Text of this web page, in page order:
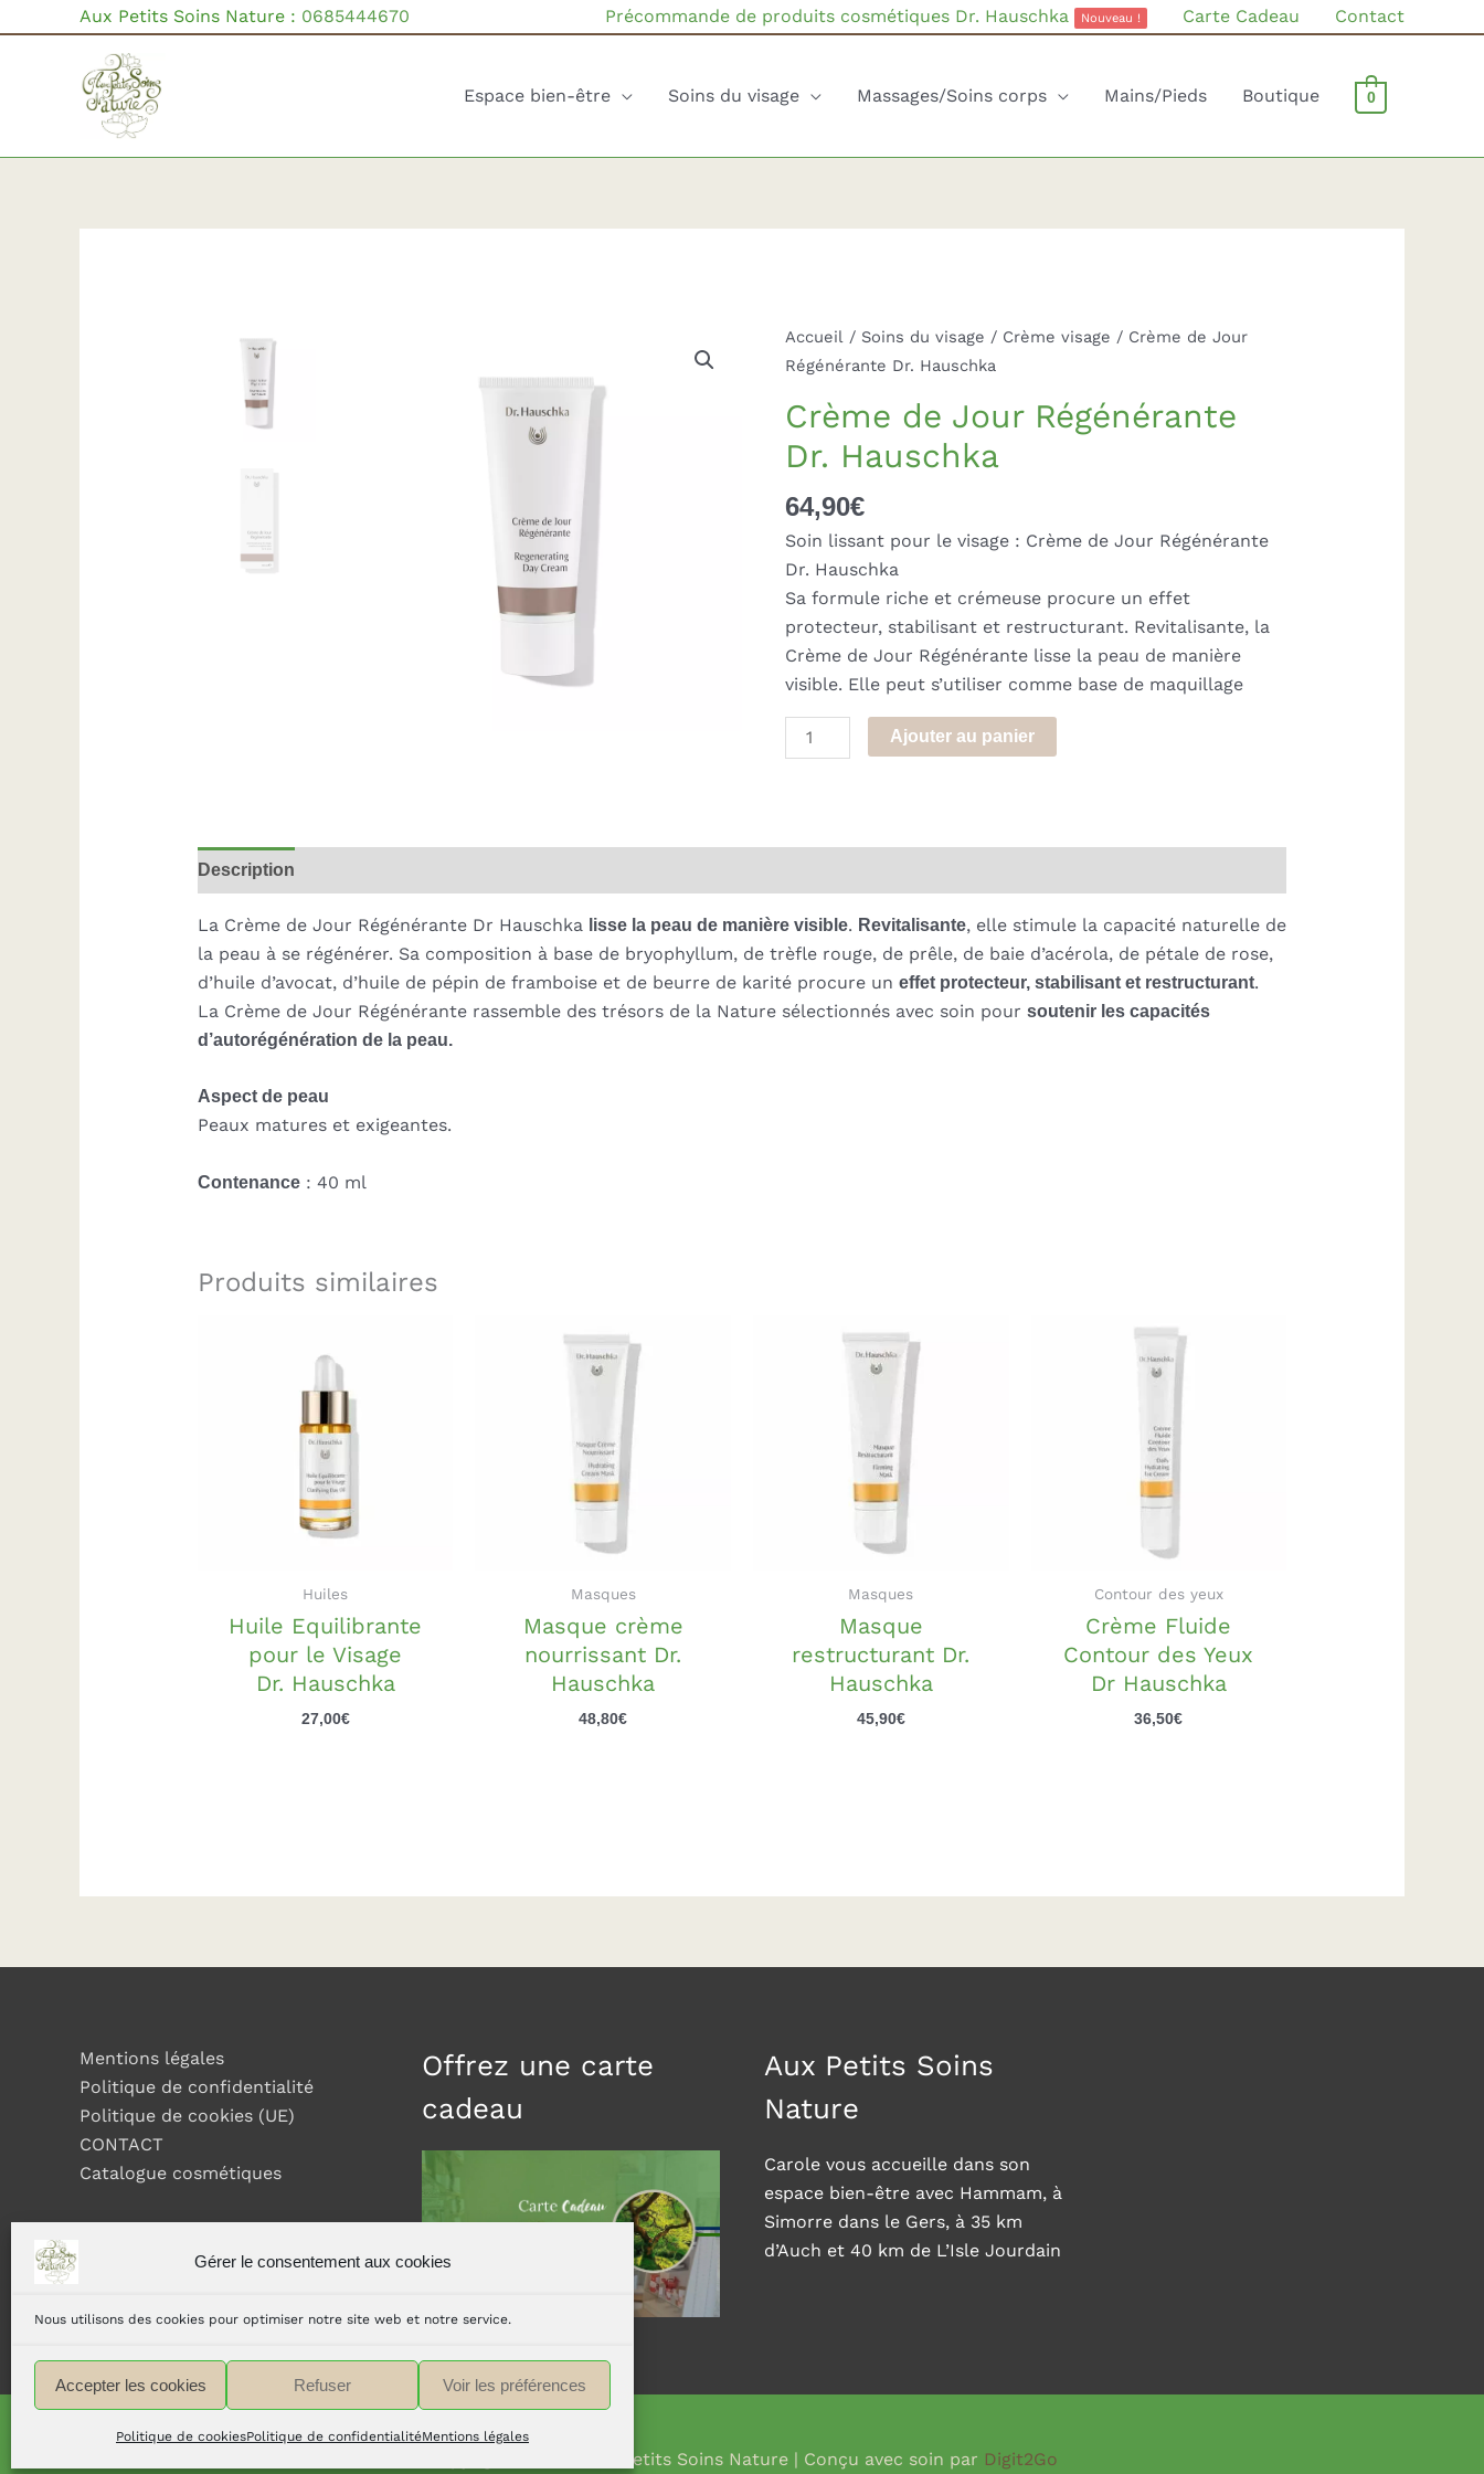
Gérer le consentement aux cookies
Nous utilisons des cookies pour optimiser notre site web et notre service.
Accepter les cookies Refuser Voir les préférences
Politique de cookiesPolitique de confidentialitéMentions légales
au
Aux Petits Soins Nature : 0685444670 Précommande de produits cosmétiques Dr. Hauschka Nouveau ! Carte Cadeau Contact
Espace bien-être Soins du visage Massages/Soins corps Mains/Pieds Boutique 0
Accueil / Soins du visage / Crème visage / Crème de Jour
Régénérante Dr. Hauschka
Crème de Jour Régénérante
Dr. Hauschka
64,90€
Soin lissant pour le visage : Crème de Jour Régénérante
Dr. Hauschka
Sa formule riche et crémeuse procure un effet
protecteur, stabilisant et restructurant. Revitalisante, la
Crème de Jour Régénérante lisse la peau de manière
visible. Elle peut s’utiliser comme base de maquillage
quantité
de
Jour
Ajouter au panier
Description
La Crème de Jour Régénérante Dr Hauschka lisse la peau de manière visible. Revitalisante, elle stimule la capacité naturelle de
la peau à se régénérer. Sa composition à base de bryophyllum, de trèfle rouge, de prêle, de baie d’acérola, de pétale de rose,
d’huile d’avocat, d’huile de pépin de framboise et de beurre de karité procure un effet protecteur, stabilisant et restructurant.
La Crème de Jour Régénéranterassemble des trésors de la Nature sélectionnés avec soin pour soutenir les capacités
d’autorégénération de la peau.
Aspect de peau
Peaux matures et exigeantes.
Contenance: 40 ml
Produits similaires
Huiles
Huile Equilibrante
pour le Visage
Dr. Hauschka
27,00€
Masques
Masque crème
nourrissant Dr.
Hauschka
48,80€
Masques
Masque
restructurant Dr.
Hauschka
45,90€
Contour des yeux
Crème Fluide
Contour des Yeux
Dr Hauschka
36,50€
Mentions légales
Politique de confidentialité
Politique de cookies (UE)
CONTACT
Catalogue cosmétiques
Offrez une carte
cadeau
Aux Petits Soins
Nature
Carole vous accueille dans son
espace bien-être avec Hammam, à
Simorre dans le Gers, à 35 km
d’Auch et 40 km de L’Isle Jourdain
Aux Petits Soins Nature| Conçu avec soin par Digit2Go